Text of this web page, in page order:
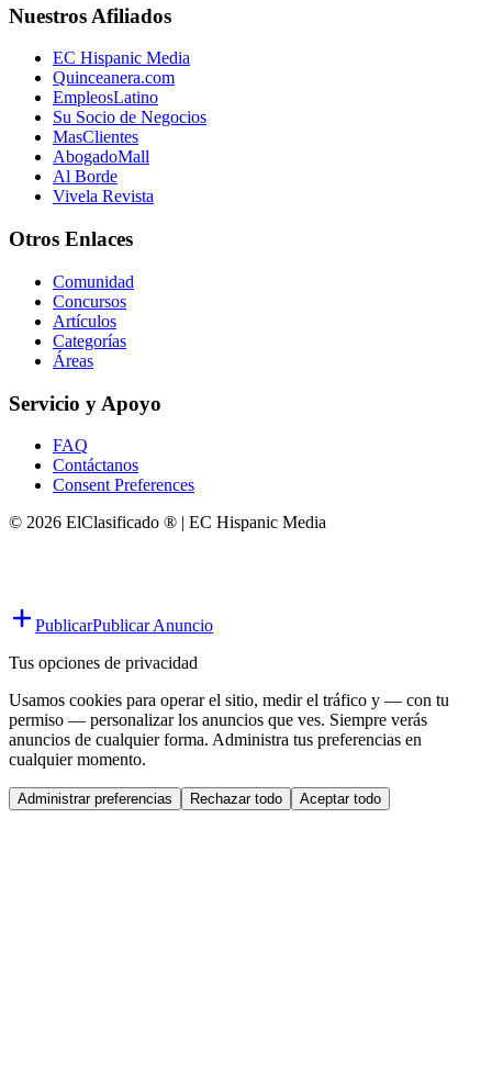
Nuestros Afiliados
EC Hispanic Media
Quinceanera.com
EmpleosLatino
Su Socio de Negocios
MasClientes
AbogadoMall
Al Borde
Vivela Revista
Otros Enlaces
Comunidad
Concursos
Artículos
Categorías
Áreas
Servicio y Apoyo
FAQ
Contáctanos
Consent Preferences
© 2026 ElClasificado ® | EC Hispanic Media
PublicarPublicar Anuncio
Tus opciones de privacidad
Usamos cookies para operar el sitio, medir el tráfico y — con tu
permiso — personalizar los anuncios que ves. Siempre verás
anuncios de cualquier forma. Administra tus preferencias en
cualquier momento.
Administrar preferencias Rechazar todo Aceptar todo